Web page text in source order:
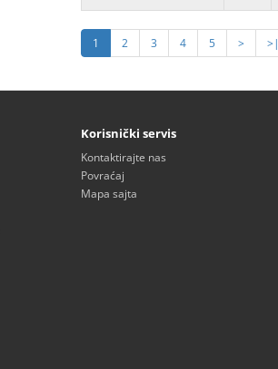
1 2 3 4 5 > >|
Korisnički servis
Kontaktirajte nas
Povraćaj
Mapa sajta